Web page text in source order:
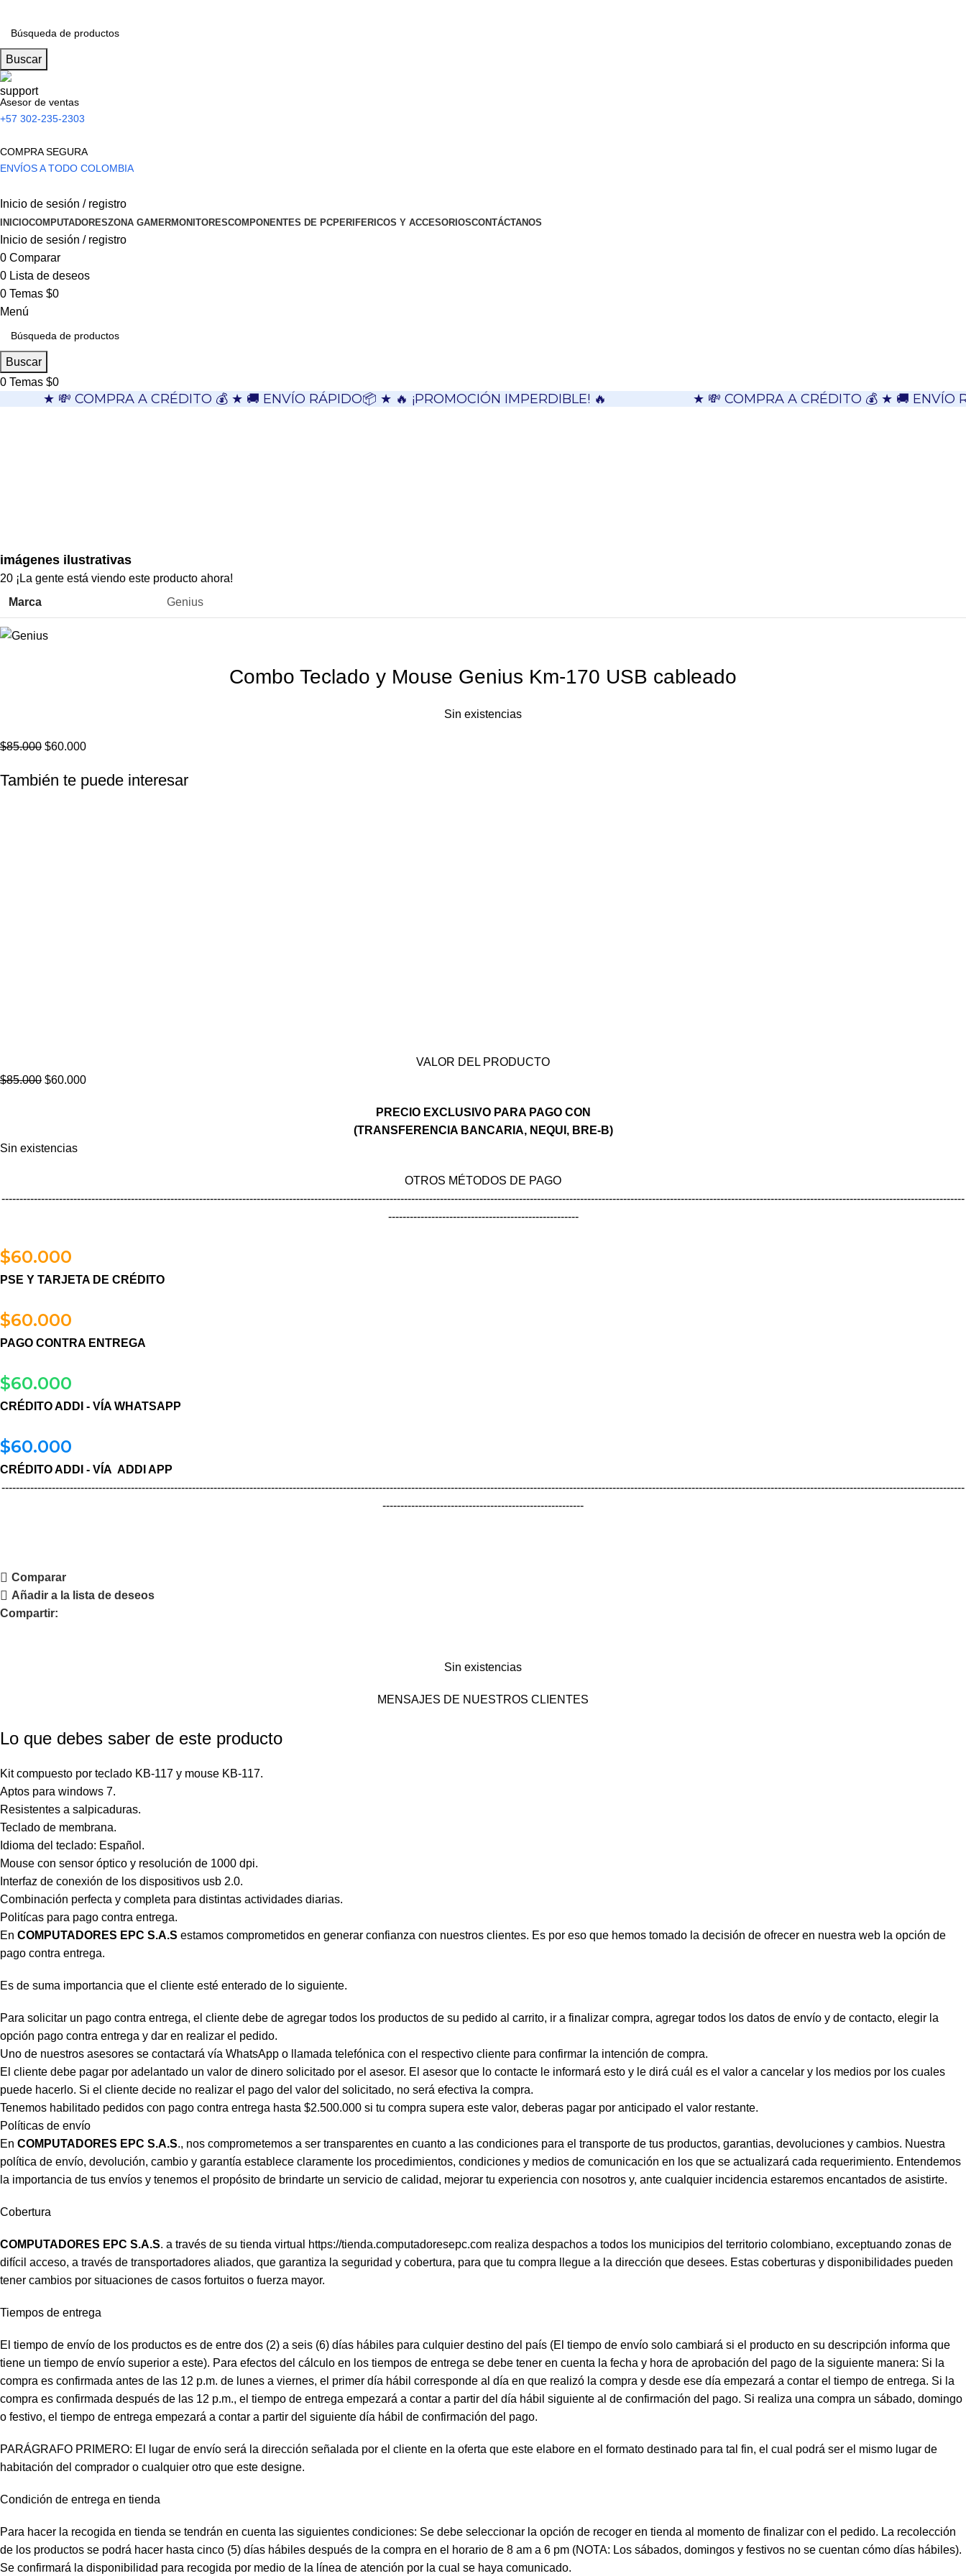
Buscar
Asesor de ventas
+57 302-235-2303
COMPRA SEGURA
ENVÍOS A TODO COLOMBIA
Inicio de sesión / registro
INICIOCOMPUTADORESZONA GAMERMONITORESCOMPONENTES DE PCPERIFERICOS Y ACCESORIOSCONTÁCTANOS
Inicio de sesión / registro
0 Comparar
0 Lista de deseos
0 Temas $0
Menú
Buscar
0 Temas $0
★ 💸 COMPRA A CRÉDITO 💰 ★ 🚚 ENVÍO RÁPIDO📦 ★ 🔥 ¡PROMOCIÓN IMPERDIBLE! 🔥 ★ 💸 COMPRA A CRÉDITO 💰 ★ 🚚 ENVÍO
imágenes ilustrativas
20 ¡La gente está viendo este producto ahora!
Marca
Genius
Combo Teclado y Mouse Genius Km-170 USB cableado
Sin existencias
$85.000 $60.000
También te puede interesar
VALOR DEL PRODUCTO
$85.000 $60.000
PRECIO EXCLUSIVO PARA PAGO CON
(TRANSFERENCIA BANCARIA, NEQUI, BRE-B)
Sin existencias
OTROS MÉTODOS DE PAGO
----------------------------------------------------------------------------------------------------------------------------------------------------------------------------------------------------------------------------------------------------------------------------
-----------------------------------------------------
$60.000
PSE Y TARJETA DE CRÉDITO
$60.000
PAGO CONTRA ENTREGA
$60.000
CRÉDITO ADDI - VÍA WHATSAPP
$60.000
CRÉDITO ADDI - VÍA ADDI APP
----------------------------------------------------------------------------------------------------------------------------------------------------------------------------------------------------------------------------------------------------------------------------
--------------------------------------------------------
Comparar
Añadir a la lista de deseos
Compartir:
Sin existencias
MENSAJES DE NUESTROS CLIENTES
Lo que debes saber de este producto
Kit compuesto por teclado KB-117 y mouse KB-117.
Aptos para windows 7.
Resistentes a salpicaduras.
Teclado de membrana.
Idioma del teclado: Español.
Mouse con sensor óptico y resolución de 1000 dpi.
Interfaz de conexión de los dispositivos usb 2.0.
Combinación perfecta y completa para distintas actividades diarias.
Politícas para pago contra entrega.
En COMPUTADORES EPC S.A.S estamos comprometidos en generar confianza con nuestros clientes. Es por eso que hemos tomado la decisión de ofrecer en nuestra web la opción de
pago contra entrega.
Es de suma importancia que el cliente esté enterado de lo siguiente.
Para solicitar un pago contra entrega, el cliente debe de agregar todos los productos de su pedido al carrito, ir a finalizar compra, agregar todos los datos de envío y de contacto, elegir la
opción pago contra entrega y dar en realizar el pedido.
Uno de nuestros asesores se contactará vía WhatsApp o llamada telefónica con el respectivo cliente para confirmar la intención de compra.
El cliente debe pagar por adelantado un valor de dinero solicitado por el asesor. El asesor que lo contacte le informará esto y le dirá cuál es el valor a cancelar y los medios por los cuales
puede hacerlo. Si el cliente decide no realizar el pago del valor del solicitado, no será efectiva la compra.
Tenemos habilitado pedidos con pago contra entrega hasta $2.500.000 si tu compra supera este valor, deberas pagar por anticipado el valor restante.
Políticas de envío
En COMPUTADORES EPC S.A.S., nos comprometemos a ser transparentes en cuanto a las condiciones para el transporte de tus productos, garantias, devoluciones y cambios. Nuestra
política de envío, devolución, cambio y garantía establece claramente los procedimientos, condiciones y medios de comunicación en los que se actualizará cada requerimiento. Entendemos
la importancia de tus envíos y tenemos el propósito de brindarte un servicio de calidad, mejorar tu experiencia con nosotros y, ante cualquier incidencia estaremos encantados de asistirte.
Cobertura
COMPUTADORES EPC S.A.S. a través de su tienda virtual https://tienda.computadoresepc.com realiza despachos a todos los municipios del territorio colombiano, exceptuando zonas de
difícil acceso, a través de transportadores aliados, que garantiza la seguridad y cobertura, para que tu compra llegue a la dirección que desees. Estas coberturas y disponibilidades pueden
tener cambios por situaciones de casos fortuitos o fuerza mayor.
Tiempos de entrega
El tiempo de envío de los productos es de entre dos (2) a seis (6) días hábiles para culquier destino del país (El tiempo de envío solo cambiará si el producto en su descripción informa que
tiene un tiempo de envío superior a este). Para efectos del cálculo en los tiempos de entrega se debe tener en cuenta la fecha y hora de aprobación del pago de la siguiente manera: Si la
compra es confirmada antes de las 12 p.m. de lunes a viernes, el primer día hábil corresponde al día en que realizó la compra y desde ese día empezará a contar el tiempo de entrega. Si la
compra es confirmada después de las 12 p.m., el tiempo de entrega empezará a contar a partir del día hábil siguiente al de confirmación del pago. Si realiza una compra un sábado, domingo
o festivo, el tiempo de entrega empezará a contar a partir del siguiente día hábil de confirmación del pago.
PARÁGRAFO PRIMERO: El lugar de envío será la dirección señalada por el cliente en la oferta que este elabore en el formato destinado para tal fin, el cual podrá ser el mismo lugar de
habitación del comprador o cualquier otro que este designe.
Condición de entrega en tienda
Para hacer la recogida en tienda se tendrán en cuenta las siguientes condiciones: Se debe seleccionar la opción de recoger en tienda al momento de finalizar con el pedido. La recolección
de los productos se podrá hacer hasta cinco (5) días hábiles después de la compra en el horario de 8 am a 6 pm (NOTA: Los sábados, domingos y festivos no se cuentan cómo días hábiles).
Se confirmará la disponibilidad para recogida por medio de la línea de atención por la cual se haya comunicado.